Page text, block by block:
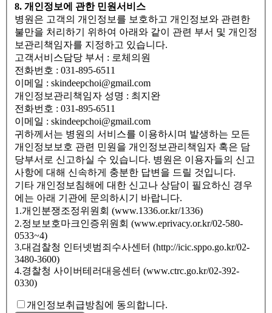
8. 개인정보에 관한 민원서비스
병원은 고객의 개인정보를 보호하고 개인정보와 관련한
불만을 처리하기 위하여 아래와 같이 관련 부서 및 개인정
보관리책임자를 지정하고 있습니다.
고객서비스담당 부서 : 로체의원
전화번호 : 031-895-6511
이메일 : skindeepchoi@gmail.com
개인정보관리책임자 성명 : 최지완
전화번호 : 031-895-6511
이메일 : skindeepchoi@gmail.com
귀하께서는 병원의 서비스를 이용하시며 발생하는 모든
개인정보보호 관련 민원을 개인정보관리책임자 혹은 담
당부서로 신고하실 수 있습니다. 병원은 이용자들의 신고
사항에 대해 신속하게 충분한 답변을 드릴 것입니다.
기타 개인정보침해에 대한 신고나 상담이 필요하신 경우
에는 아래 기관에 문의하시기 바랍니다.
1.개인분쟁조정위원회 (www.1336.or.kr/1336)
2.정보보호마크인증위원회 (www.eprivacy.or.kr/02-580-
0533~4)
3.대검찰청 인터넷범죄수사센터 (http://icic.sppo.go.kr/02-
3480-3600)
4.경찰청 사이버테러대응센터 (www.ctrc.go.kr/02-392-
0330)
개인정보취급방침에 동의합니다.